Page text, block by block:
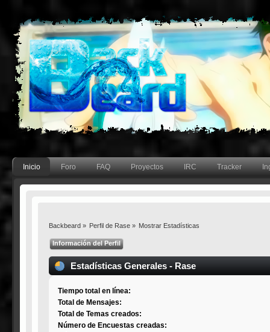
Inicio Foro FAQ Proyectos IRC Tracker
Backbeard» Perfil de Rase» Mostrar Estadísticas
Información del Perfil
Estadísticas Generales - Rase
Tiempo total en línea:
Total de Mensajes:
Total de Temas creados:
Número de Encuestas creadas: